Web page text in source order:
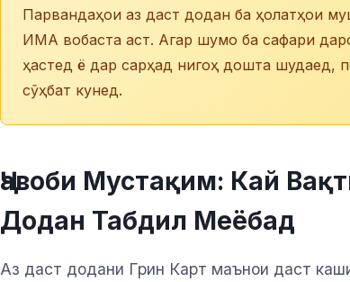
Парвандаҳои аз даст додан ба ҳолатҳои
ИМА вобаста аст. Агар шумо ба сафари
ҳастед ё дар сарҳад нигоҳ дошта шудаед,
сӯҳбат кунед.
Ҷавоби Мустақим: Кай
Додан Табдил Меёбад
Аз даст додани Грин Карт маънои даст